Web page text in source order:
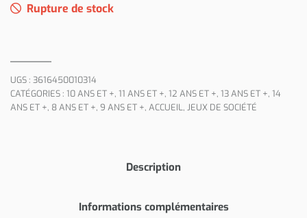
Rupture de stock
UGS : 3616450010314
CATÉGORIES : 10 ANS ET +, 11 ANS ET +, 12 ANS ET +, 13 ANS ET +, 14
ANS ET +, 8 ANS ET +, 9 ANS ET +, ACCUEIL, JEUX DE SOCIÉTÉ
Description
Informations complémentaires